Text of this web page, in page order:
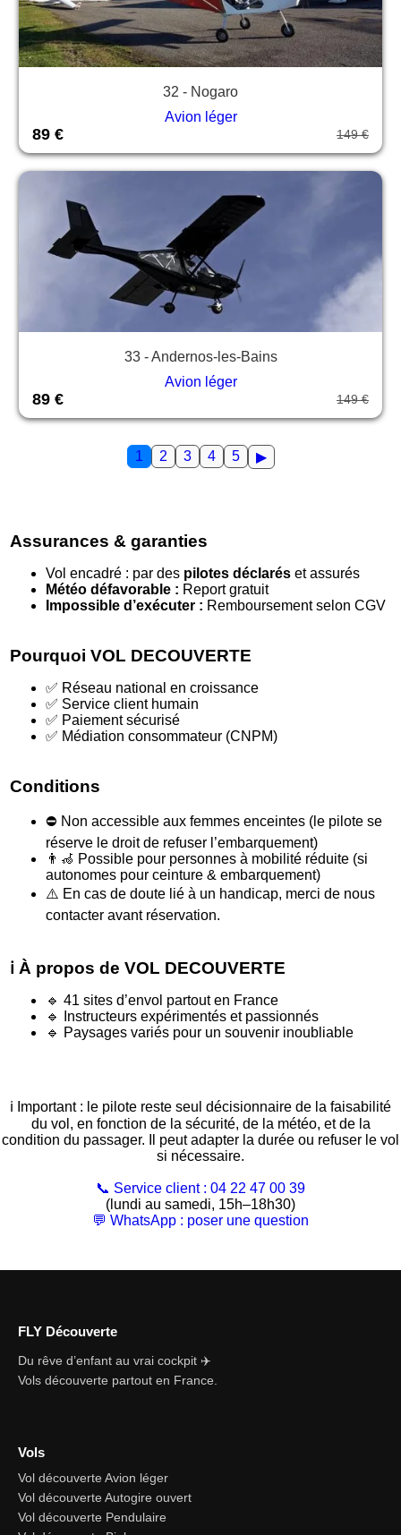
32 - Nogaro
Avion léger
89 € 149 €
33 - Andernos-les-Bains
Avion léger
89 € 149 €
1 2 3 4 5 ▶
Assurances & garanties
Vol encadré : par des pilotes déclarés et assurés
Météo défavorable : Report gratuit
Impossible d’exécuter : Remboursement selon CGV
Pourquoi VOL DECOUVERTE
✅ Réseau national en croissance
✅ Service client humain
✅ Paiement sécurisé
✅ Médiation consommateur (CNPM)
Conditions
⛔ Non accessible aux femmes enceintes (le pilote se
réserve le droit de refuser l’embarquement)
👨‍🦽 Possible pour personnes à mobilité réduite (si
autonomes pour ceinture & embarquement)
⚠️ En cas de doute lié à un handicap, merci de nous
contacter avant réservation.
ℹ️ À propos de VOL DECOUVERTE
🔹 41 sites d’envol partout en France
🔹 Instructeurs expérimentés et passionnés
🔹 Paysages variés pour un souvenir inoubliable
ℹ️ Important : le pilote reste seul décisionnaire de la faisabilité
du vol, en fonction de la sécurité, de la météo, et de la
condition du passager. Il peut adapter la durée ou refuser le vol
si nécessaire.
📞 Service client : 04 22 47 00 39
(lundi au samedi, 15h–18h30)
💬 WhatsApp : poser une question
FLY Découverte
Du rêve d’enfant au vrai cockpit ✈️
Vols découverte partout en France.
Vols
Vol découverte Avion léger
Vol découverte Autogire ouvert
Vol découverte Pendulaire